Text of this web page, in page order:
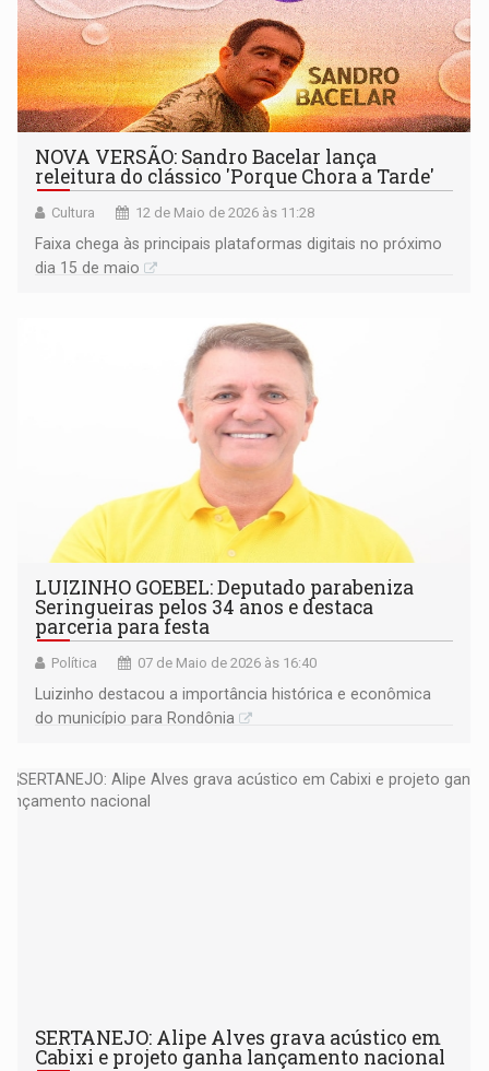
NOVA VERSÃO: Sandro Bacelar lança
releitura do clássico 'Porque Chora a Tarde'
Cultura 12 de Maio de 2026 às 11:28
Faixa chega às principais plataformas digitais no próximo
dia 15 de maio
LUIZINHO GOEBEL: Deputado parabeniza
Seringueiras pelos 34 anos e destaca
parceria para festa
Política 07 de Maio de 2026 às 16:40
Luizinho destacou a importância histórica e econômica
do município para Rondônia
SERTANEJO: Alipe Alves grava acústico em
Cabixi e projeto ganha lançamento nacional